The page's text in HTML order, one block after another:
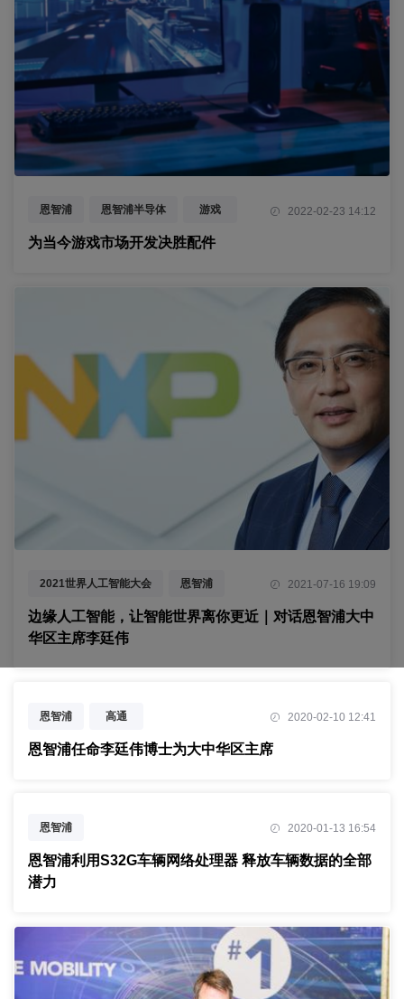
恩智浦 恩智浦半导体 游戏 2022-02-23 14:12
为当今游戏市场开发决胜配件
2021世界人工智能大会 恩智浦
新能源汽车 芯片
2021-07-16 19:09
边缘人工智能，让智能世界离你更近｜对话恩智浦大中
华区主席李廷伟
恩智浦 高通 2020-02-10 12:41
恩智浦任命李廷伟博士为大中华区主席
恩智浦 2020-01-13 16:54
恩智浦利用S32G车辆网络处理器 释放车辆数据的全部
潜力